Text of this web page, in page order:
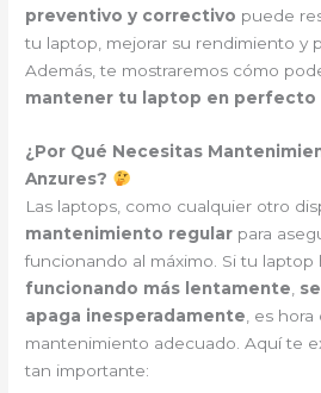
preventivo y correctivo puede
tu laptop, mejorar su rendimiento y
Además, te mostraremos cómo
mantener tu laptop en perfecto
¿Por Qué Necesitas
Anzures?
Las laptops, como cualquier otro
mantenimiento regular para
funcionando al máximo. Si tu laptop
funcionando más lentamente
apaga inesperadamente , es
mantenimiento adecuado. Aquí te
tan importante: